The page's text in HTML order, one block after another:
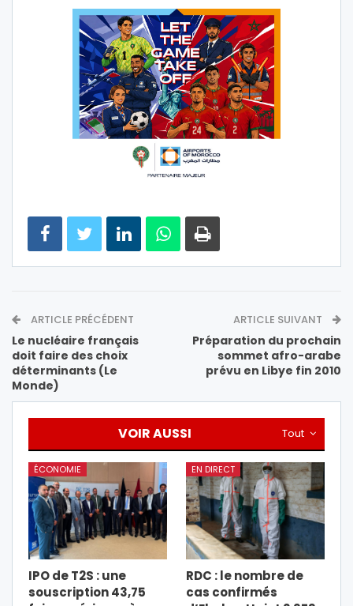
ARTICLE PRÉCÉDENT
Le nucléaire français
doit faire des choix
déterminants (Le
Monde)
ARTICLE SUIVANT
Préparation du prochain
sommet afro-arabe
prévu en Libye fin 2010
Tout
VOIR AUSSI
ÉCONOMIE
IPO de T2S : une
souscription 43,75
EN DIRECT
RDC : le nombre de
cas confirmés